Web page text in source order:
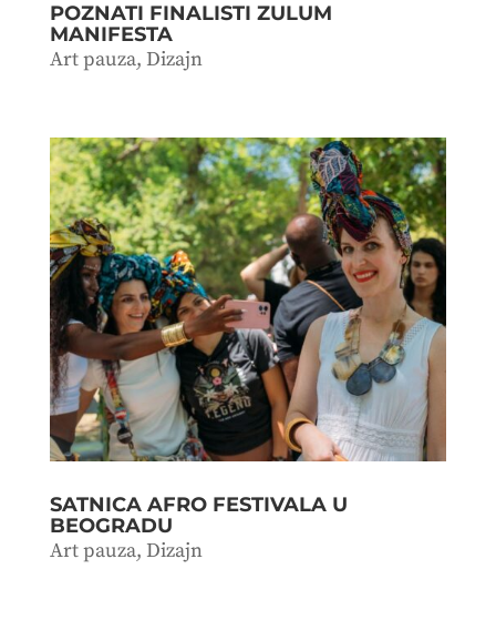
POZNATI FINALISTI ZULUM
MANIFESTA
Art pauza, Dizajn
SATNICA AFRO FESTIVALA U
BEOGRADU
Art pauza, Dizajn